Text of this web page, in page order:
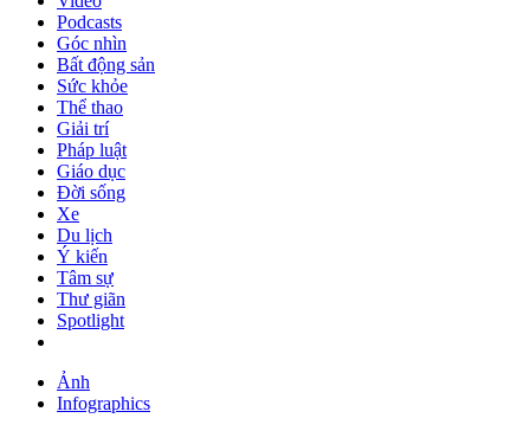
Podcasts
Góc nhìn
Bất động sản
Sức khỏe
Thể thao
Giải trí
Pháp luật
Giáo dục
Đời sống
Xe
Du lịch
Ý kiến
Tâm sự
Thư giãn
Spotlight
Ảnh
Infographics